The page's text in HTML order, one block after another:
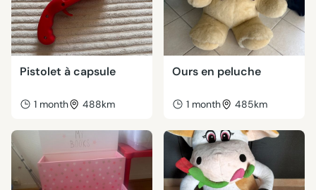
Pistolet à capsule
1 month 488km
Ours en peluche
1 month 485km